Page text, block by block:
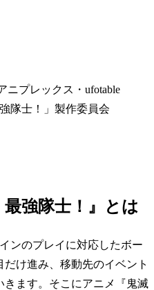
プレックス・ufotable
隊士！」製作委員会
最強隊士！』とは
ンのプレイに対応したボー
け進み、移動先のイベント
きます。そこにアニメ『鬼滅